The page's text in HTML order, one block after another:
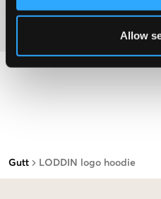
Allow
Gutt LODDIN logo hoodie